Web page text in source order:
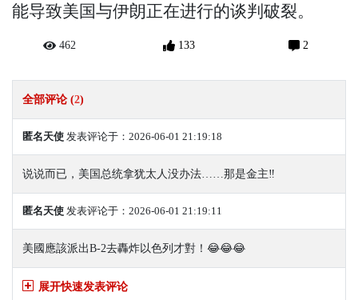
能导致美国与伊朗正在进行的谈判破裂。
462 133 2
全部评论 (2)
匿名天使 发表评论于：2026-06-01 21:19:18
说说而已，美国总统拿犹太人没办法……那是金主‼️
匿名天使 发表评论于：2026-06-01 21:19:11
美國應該派出B-2去轟炸以色列才對！😂😂😂
展开快速发表评论